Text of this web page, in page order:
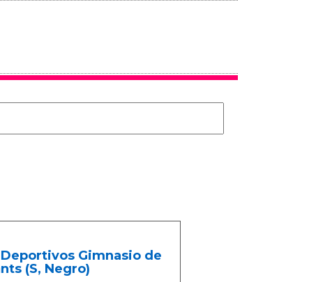
Gimnasio de
(S, Negro)